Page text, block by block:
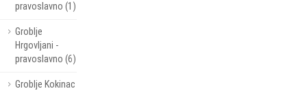
pravoslavno (1)
Groblje
Hrgovljani -
pravoslavno (6)
Groblje Kokinac